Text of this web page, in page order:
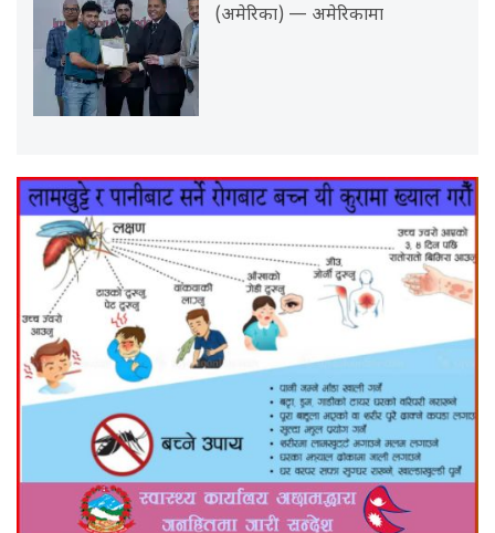
(अमेरिका) — अमेरिकामा